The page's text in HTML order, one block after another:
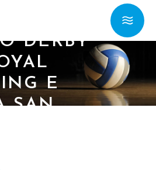
–
DERBY
E
SAN